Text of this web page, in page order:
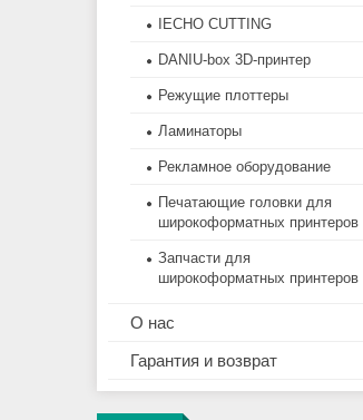
IECHO CUTTING
DANIU-box 3D-принтер
Режущие плоттеры
Ламинаторы
Рекламное оборудование
Печатающие головки для
широкоформатных принтеров
Запчасти для
широкоформатных принтеров
О нас
Гарантия и возврат